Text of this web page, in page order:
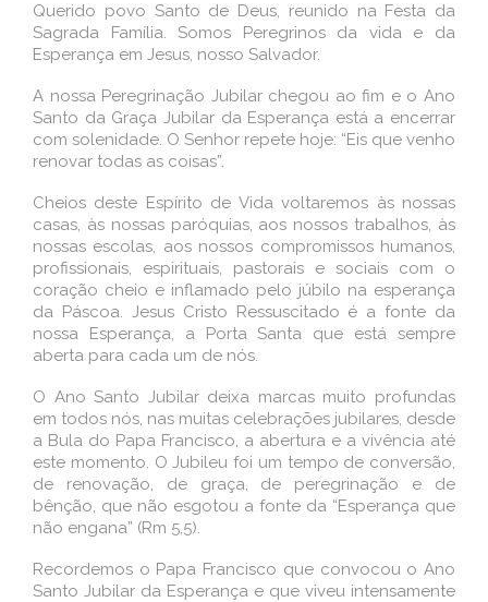
Querido povo Santo de Deus, reunido na Festa da
Sagrada Família. Somos Peregrinos da vida e da
Esperança em Jesus, nosso Salvador.
A nossa Peregrinação Jubilar chegou ao fim e o Ano
Santo da Graça Jubilar da Esperança está a encerrar
com solenidade. O Senhor repete hoje: “Eis que venho
renovar todas as coisas”.
Cheios deste Espírito de Vida voltaremos às nossas
casas, às nossas paróquias, aos nossos trabalhos, às
nossas escolas, aos nossos compromissos humanos,
profissionais, espirituais, pastorais e sociais com o
coração cheio e inflamado pelo júbilo na esperança
da Páscoa. Jesus Cristo Ressuscitado é a fonte da
nossa Esperança, a Porta Santa que está sempre
aberta para cada um de nós.
O Ano Santo Jubilar deixa marcas muito profundas
em todos nós, nas muitas celebrações jubilares, desde
a Bula do Papa Francisco, a abertura e a vivência até
este momento. O Jubileu foi um tempo de conversão,
de renovação, de graça, de peregrinação e de
bênção, que não esgotou a fonte da “Esperança que
não engana” (Rm 5,5).
Recordemos o Papa Francisco que convocou o Ano
Santo Jubilar da Esperança e que viveu intensamente